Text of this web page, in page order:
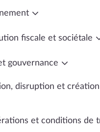
fiscale et sociétale
gouvernance
disruption et
et conditions de